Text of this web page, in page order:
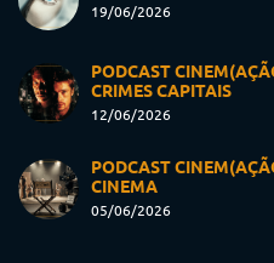
19/06/2026
PODCAST
CRIMES CAPITAIS
12/06/2026
PODCAST
CINEMA
05/06/2026